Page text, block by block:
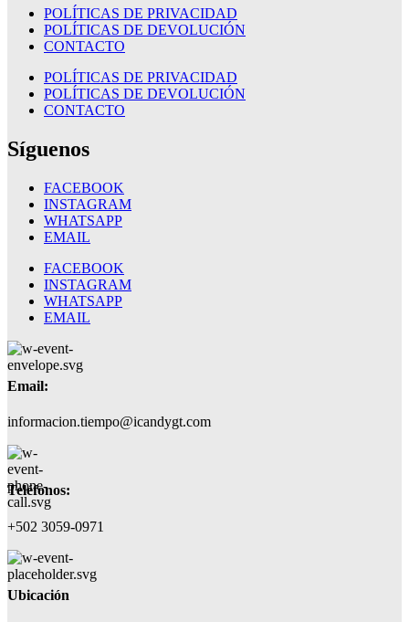
POLÍTICAS DE PRIVACIDAD
POLÍTICAS DE DEVOLUCIÓN
CONTACTO
POLÍTICAS DE PRIVACIDAD
POLÍTICAS DE DEVOLUCIÓN
CONTACTO
Síguenos
FACEBOOK
INSTAGRAM
WHATSAPP
EMAIL
FACEBOOK
INSTAGRAM
WHATSAPP
EMAIL
Email:
informacion.tiempo@icandygt.com
Teléfonos:
+502 3059-0971
Ubicación